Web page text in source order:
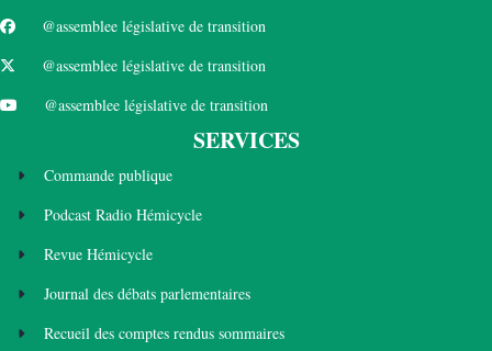
@assemblee législative de transition
@assemblee législative de transition
@assemblee législative de transition
SERVICES
Commande publique
Podcast Radio Hémicycle
Revue Hémicycle
Journal des débats parlementaires
Recueil des comptes rendus sommaires